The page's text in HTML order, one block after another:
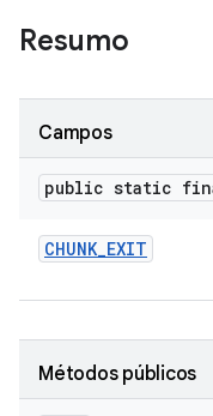
Resumo
Campos
public static
CHUNK_EXIT
Métodos públicos